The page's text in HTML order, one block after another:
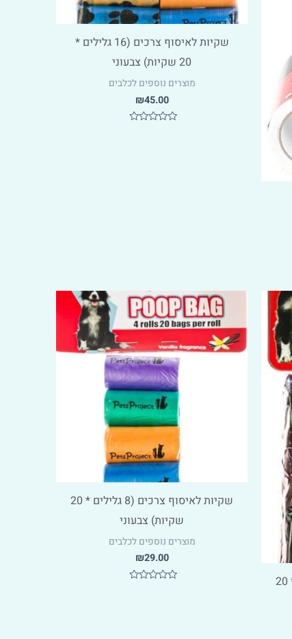
שקיות לאיסוף צרכים (16 גלילים *
20 שקיות) צבעוני
מוצרים נוספים לכלבים
₪45.00
שקיות לאיסוף צרכים (4 גלילים * 20
שקיות לאיסוף צרכים (8 גלילים * 20
שקיות) צבעוני
מוצרים נוספים לכלבים
₪29.00